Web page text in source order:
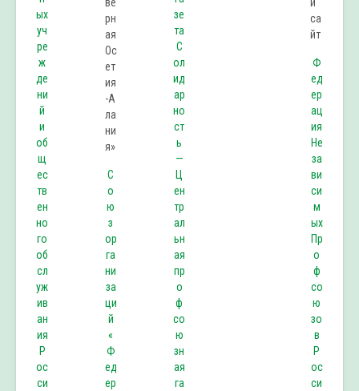
ых
уч
ре
ж
де
ни
й
и
об
щ
ес
тв
ен
но
го
об
сл
уж
ив
ан
ия
Р
ос
си
С
о
ю
з
ор
га
ни
за
ци
й
«
Ф
ед
ер
зе
та
С
ол
ид
ар
но
ст
ь
—
Ц
ен
тр
ал
ьн
ая
пр
о
ф
со
ю
зн
ая
га
Ф
ед
ер
ац
ия
Не
за
ви
си
м
ых
Пр
о
ф
со
ю
зо
в
Р
ос
си